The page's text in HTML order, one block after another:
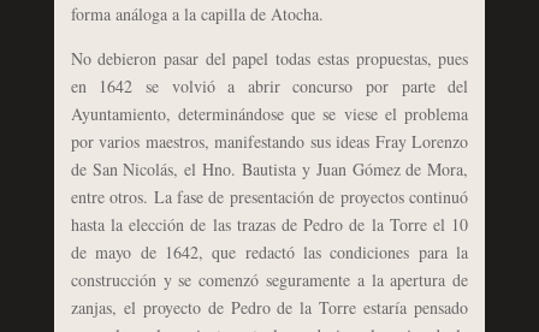
forma análoga a la capilla de Atocha.
No debieron pasar del papel todas estas propuestas, pues
en 1642 se volvió a abrir concurso por parte del
Ayuntamiento, determinándose que se viese el problema
por varios maestros, manifestando sus ideas Fray Lorenzo
de San Nicolás, el Hno. Bautista y Juan Gómez de Mora,
entre otros. La fase de presentación de proyectos continuó
hasta la elección de las trazas de Pedro de la Torre el 10
de mayo de 1642, que redactó las condiciones para la
construcción y se comenzó seguramente a la apertura de
zanjas, el proyecto de Pedro de la Torre estaría pensado